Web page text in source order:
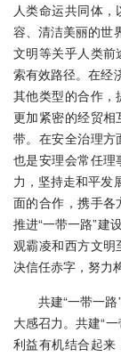
人类命运共同体
容、清洁美丽的世
文明等关乎人类前
索有效路径。在经
其他类型的合作
更加紧密的经贸
带。在安全治理方
也是安理会常任
力，坚持走和平发
面的合作，携手各
推进“一带一路”建
观霸凌和西方文
决信任赤字，努力
共建“一带一
大感召力。共建“
利益有机结合起来